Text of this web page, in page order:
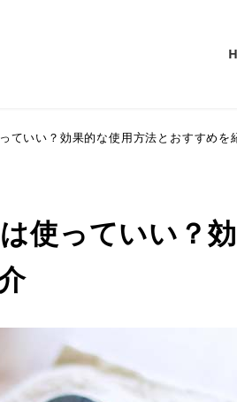
ていい？効果的な使用方法とおすすめを
使っていい？